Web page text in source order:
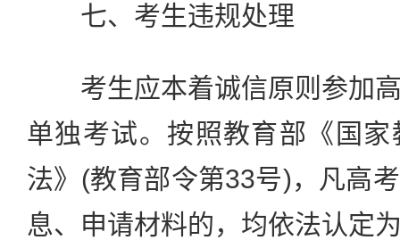
七、考生违规处理
考生应本着诚信原则参加高
单独考试。按照教育部《国
法》(教育部令第33号)，凡高
息、申请材料的，均依法认定